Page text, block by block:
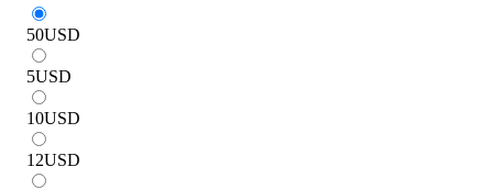
50USD
5USD
10USD
12USD